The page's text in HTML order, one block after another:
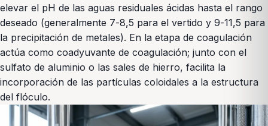
elevar el pH de las aguas residuales ácidas hasta el rango
deseado (generalmente 7-8,5 para el vertido y 9-11,5 para
la precipitación de metales). En la etapa de coagulación
actúa como coadyuvante de coagulación; junto con el
sulfato de aluminio o las sales de hierro, facilita la
incorporación de las partículas coloidales a la estructura
del flóculo.